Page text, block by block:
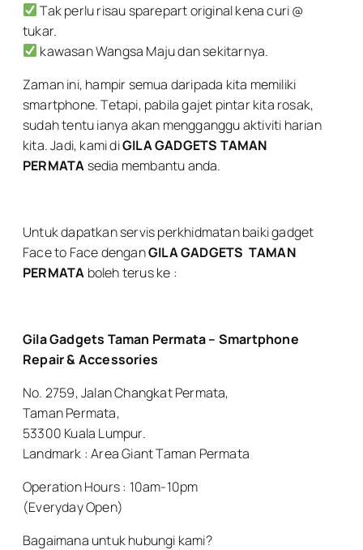
Tak perlu risau sparepart original kena curi @
tukar.
kawasan Wangsa Maju dan sekitarnya.
Zaman ini, hampir semua daripada kita memiliki
smartphone. Tetapi, pabila gajet pintar kita rosak,
sudah tentu ianya akan mengganggu aktiviti harian
kita. Jadi, kami diGILA GADGETS TAMAN
PERMATAsedia membantu anda.
Untuk dapatkan servis perkhidmatan baiki gadget
Face to Face denganGILA GADGETS TAMAN
PERMATA boleh terus ke :
Gila Gadgets Taman Permata – Smartphone
Repair & Accessories
No. 2759, Jalan Changkat Permata,
Taman Permata,
53300 Kuala Lumpur.
Landmark : Area Giant Taman Permata
Operation Hours : 10am-10pm
(Everyday Open)
Bagaimana untuk hubungi kami?